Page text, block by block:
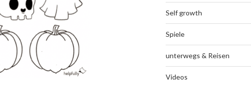
Self growth
Spiele
unterwegs & Reisen
Videos